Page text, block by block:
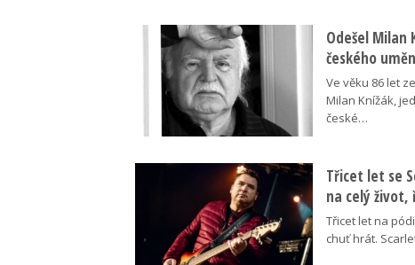
Odešel Milan
českého
Ve věku 86 let
Milan Knížák,
české…
Třicet let se
na celý
Třicet let na
chuť hrát.